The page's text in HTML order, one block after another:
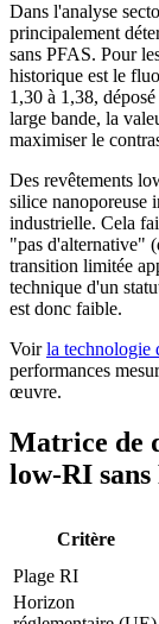
Dans l'analyse
principalement
sans PFAS. Pour
historique est le
1,30 à 1,38,
large bande, la
maximiser le
Des revêtements
silice nanoporeuse
industrielle. Cela
"pas d'alternative"
transition limitée
technique d'un
est donc faible.
Voirla technologie
performances
œuvre.
Matrice de
low-RI sans
Critère
Plage RI
Horizon